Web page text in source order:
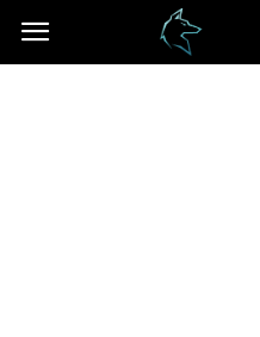
Cwanywilk.pl